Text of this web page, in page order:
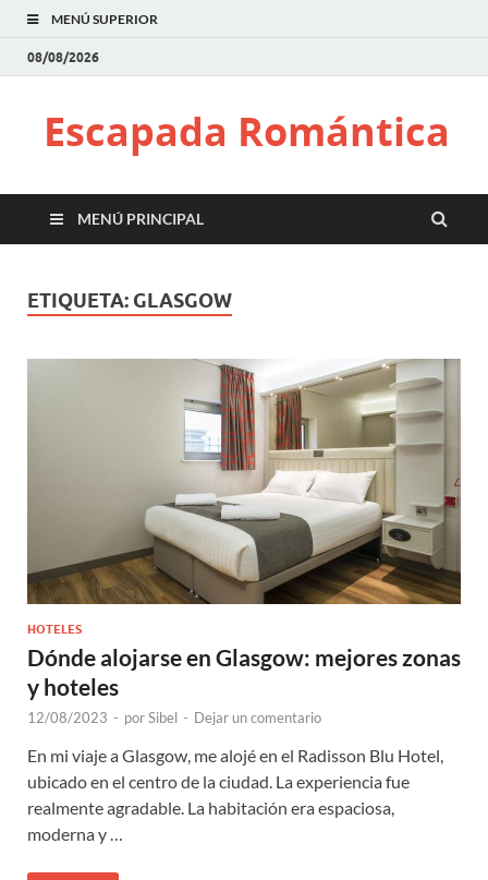
MENÚ SUPERIOR
08/08/2026
Escapada Romántica
MENÚ PRINCIPAL
ETIQUETA: GLASGOW
HOTELES
Dónde alojarse en Glasgow: mejores zonas
y hoteles
12/08/2023 - porSibel - Dejar un comentario
En mi viaje a Glasgow, me alojé en el Radisson Blu Hotel,
ubicado en el centro de la ciudad. La experiencia fue
realmente agradable. La habitación era espaciosa,
moderna y …